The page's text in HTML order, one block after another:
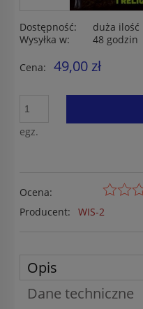
Dostępność:
duża ilość
Wysyłka w:
48 godzin
Cena: 49,00 zł
egz.
Ocena:
Producent:
WIS-2
Opis
Dane techniczne